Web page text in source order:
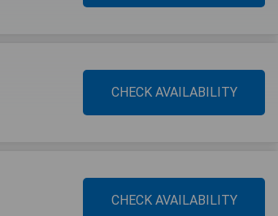
CHECK AVAILABILITY
CHECK AVAILABILITY